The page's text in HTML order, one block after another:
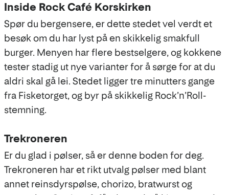
Inside Rock Café Korskirken
Spør du bergensere, er dette stedet vel verdt et
besøk om du har lyst på en skikkelig smakfull
burger. Menyen har flere bestselgere, og kokkene
tester stadig ut nye varianter for å sørge for at du
aldri skal gå lei. Stedet ligger tre minutters gange
fra Fisketorget, og byr på skikkelig Rock’n’Roll-
stemning.
Trekroneren
Er du glad i pølser, så er denne boden for deg.
Trekroneren har et rikt utvalg pølser med blant
annet reinsdyrspølse, chorizo, bratwurst og